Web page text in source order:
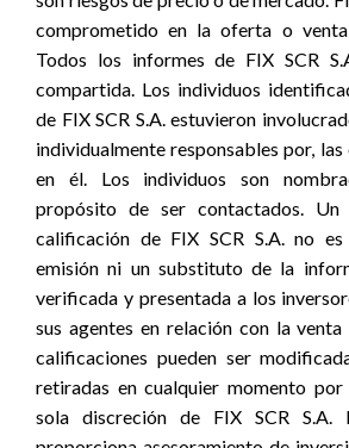
comprometido en la oferta o
Todos los informes de FIX SCR
compartida. Los individuos
de FIX SCR S.A. estuvieron
individualmente responsables por,
en él. Los individuos son
propósito de ser contactados.
calificación de FIX SCR S.A. no
emisión ni un substituto de la
verificada y presentada a los
sus agentes en relación con la
calificaciones pueden ser
retiradas en cualquier momento
sola discreción de FIX SCR S.A.